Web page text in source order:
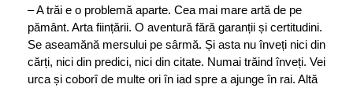
– A trăi e o problemă aparte. Cea mai mare artă de pe
pământ. Arta ființării. O aventură fără garanții și certitudini.
Se aseamănă mersului pe sârmă. Și asta nu înveți nici din
cărți, nici din predici, nici din citate. Numai trăind înveți. Vei
urca și coborî de multe ori în iad spre a ajunge în rai. Altă